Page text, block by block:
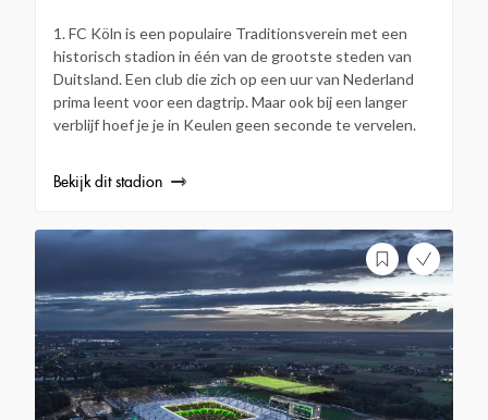
1. FC Köln is een populaire Traditionsverein met een
historisch stadion in één van de grootste steden van
Duitsland. Een club die zich op een uur van Nederland
prima leent voor een dagtrip. Maar ook bij een langer
verblijf hoef je je in Keulen geen seconde te vervelen.
Bekijk dit stadion